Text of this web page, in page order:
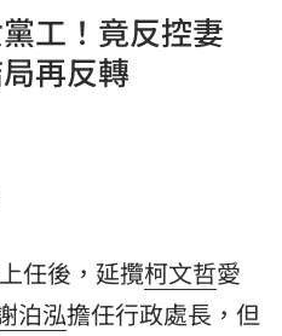
工！竟反控妻
再反轉
任後，延攬柯文哲愛
泊泓擔任行政處長，但